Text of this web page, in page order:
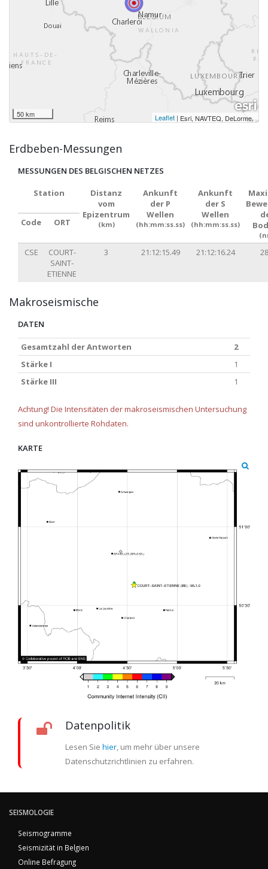
50 km Leaflet | Esri, NAVTEQ, DeLorme,
Erdbeben-Messungen
MESSUNGEN DES BELGISCHEN NETZES
Station
Distanz
vom
Epizentrum
(km)
Ankunft
der P
Wellen
(hh:mm:ss.ss)
Ankunft
der S
Wellen
(hh:mm:ss.ss)
Code ORT
CSE
COURT-
SAINT-
ETIENNE
3 21:12:15.49 21:12:16.24
Makroseismische
DATEN
Gesamtzahl der Antworten
2
Stärke I
1
Stärke III
1
Achtung! Die Intensitäten der makroseismischen Untersuchung
sind unkontrollierte Rohdaten.
KARTE
Datenpolitik
Lesen Sie hier, um mehr über unsere
Datenschutzrichtlinien zu erfahren.
SEISMOLOGIE
Seismogramme
Seismizität in Belgien
Online Befragung